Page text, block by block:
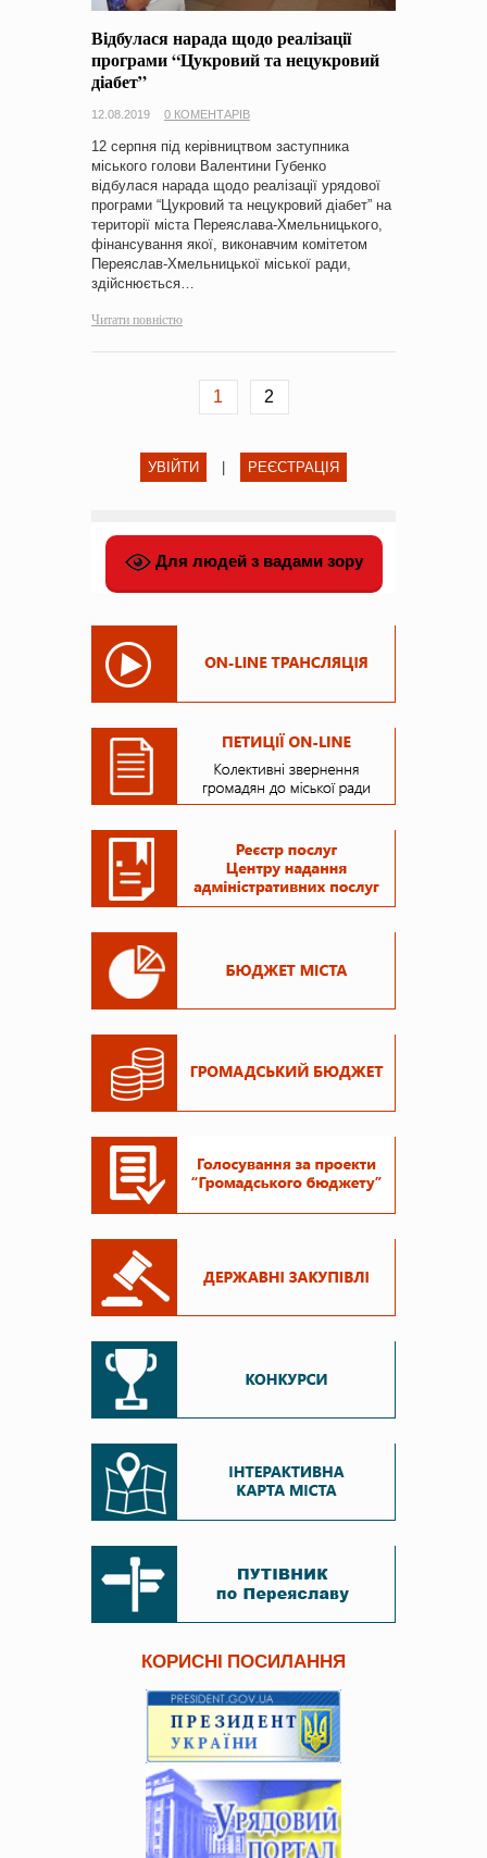
Відбулася нарада щодо реалізації
програми “Цукровий та нецукровий
діабет”
12.08.2019 0 КОМЕНТАРІВ
12 серпня під керівництвом заступника
міського голови Валентини Губенко
відбулася нарада щодо реалізації урядової
програми “Цукровий та нецукровий діабет” на
території міста Переяслава-Хмельницького,
фінансування якої, виконавчим комітетом
Переяслав-Хмельницької міської ради,
здійснюється…
Читати повністю
1 2
УВІЙТИ РЕЄСТРАЦІЯ
Для людей з вадами зору
КОРИСНІ ПОСИЛАННЯ